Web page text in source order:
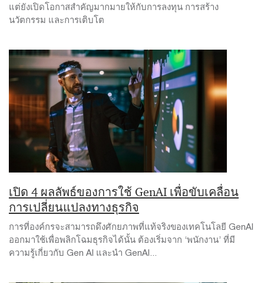
แต่ยังเปิดโอกาสสำคัญมากมายให้กับการลงทุน การสร้าง
นวัตกรรม และการเติบโต
เปิด 4 ผลลัพธ์ของการใช้ GenAI เพื่อขับเคลื่อน
การเปลี่ยนแปลงทางธุรกิจ
การที่องค์กรจะสามารถดึงศักยภาพที่แท้จริงของเทคโนโลยี GenAI
ออกมาใช้เพื่อพลิกโฉมธุรกิจได้นั้น ต้องเริ่มจาก ‘พนักงาน’ ที่มี
ความรู้เกี่ยวกับ Gen AI และนำ GenAI...